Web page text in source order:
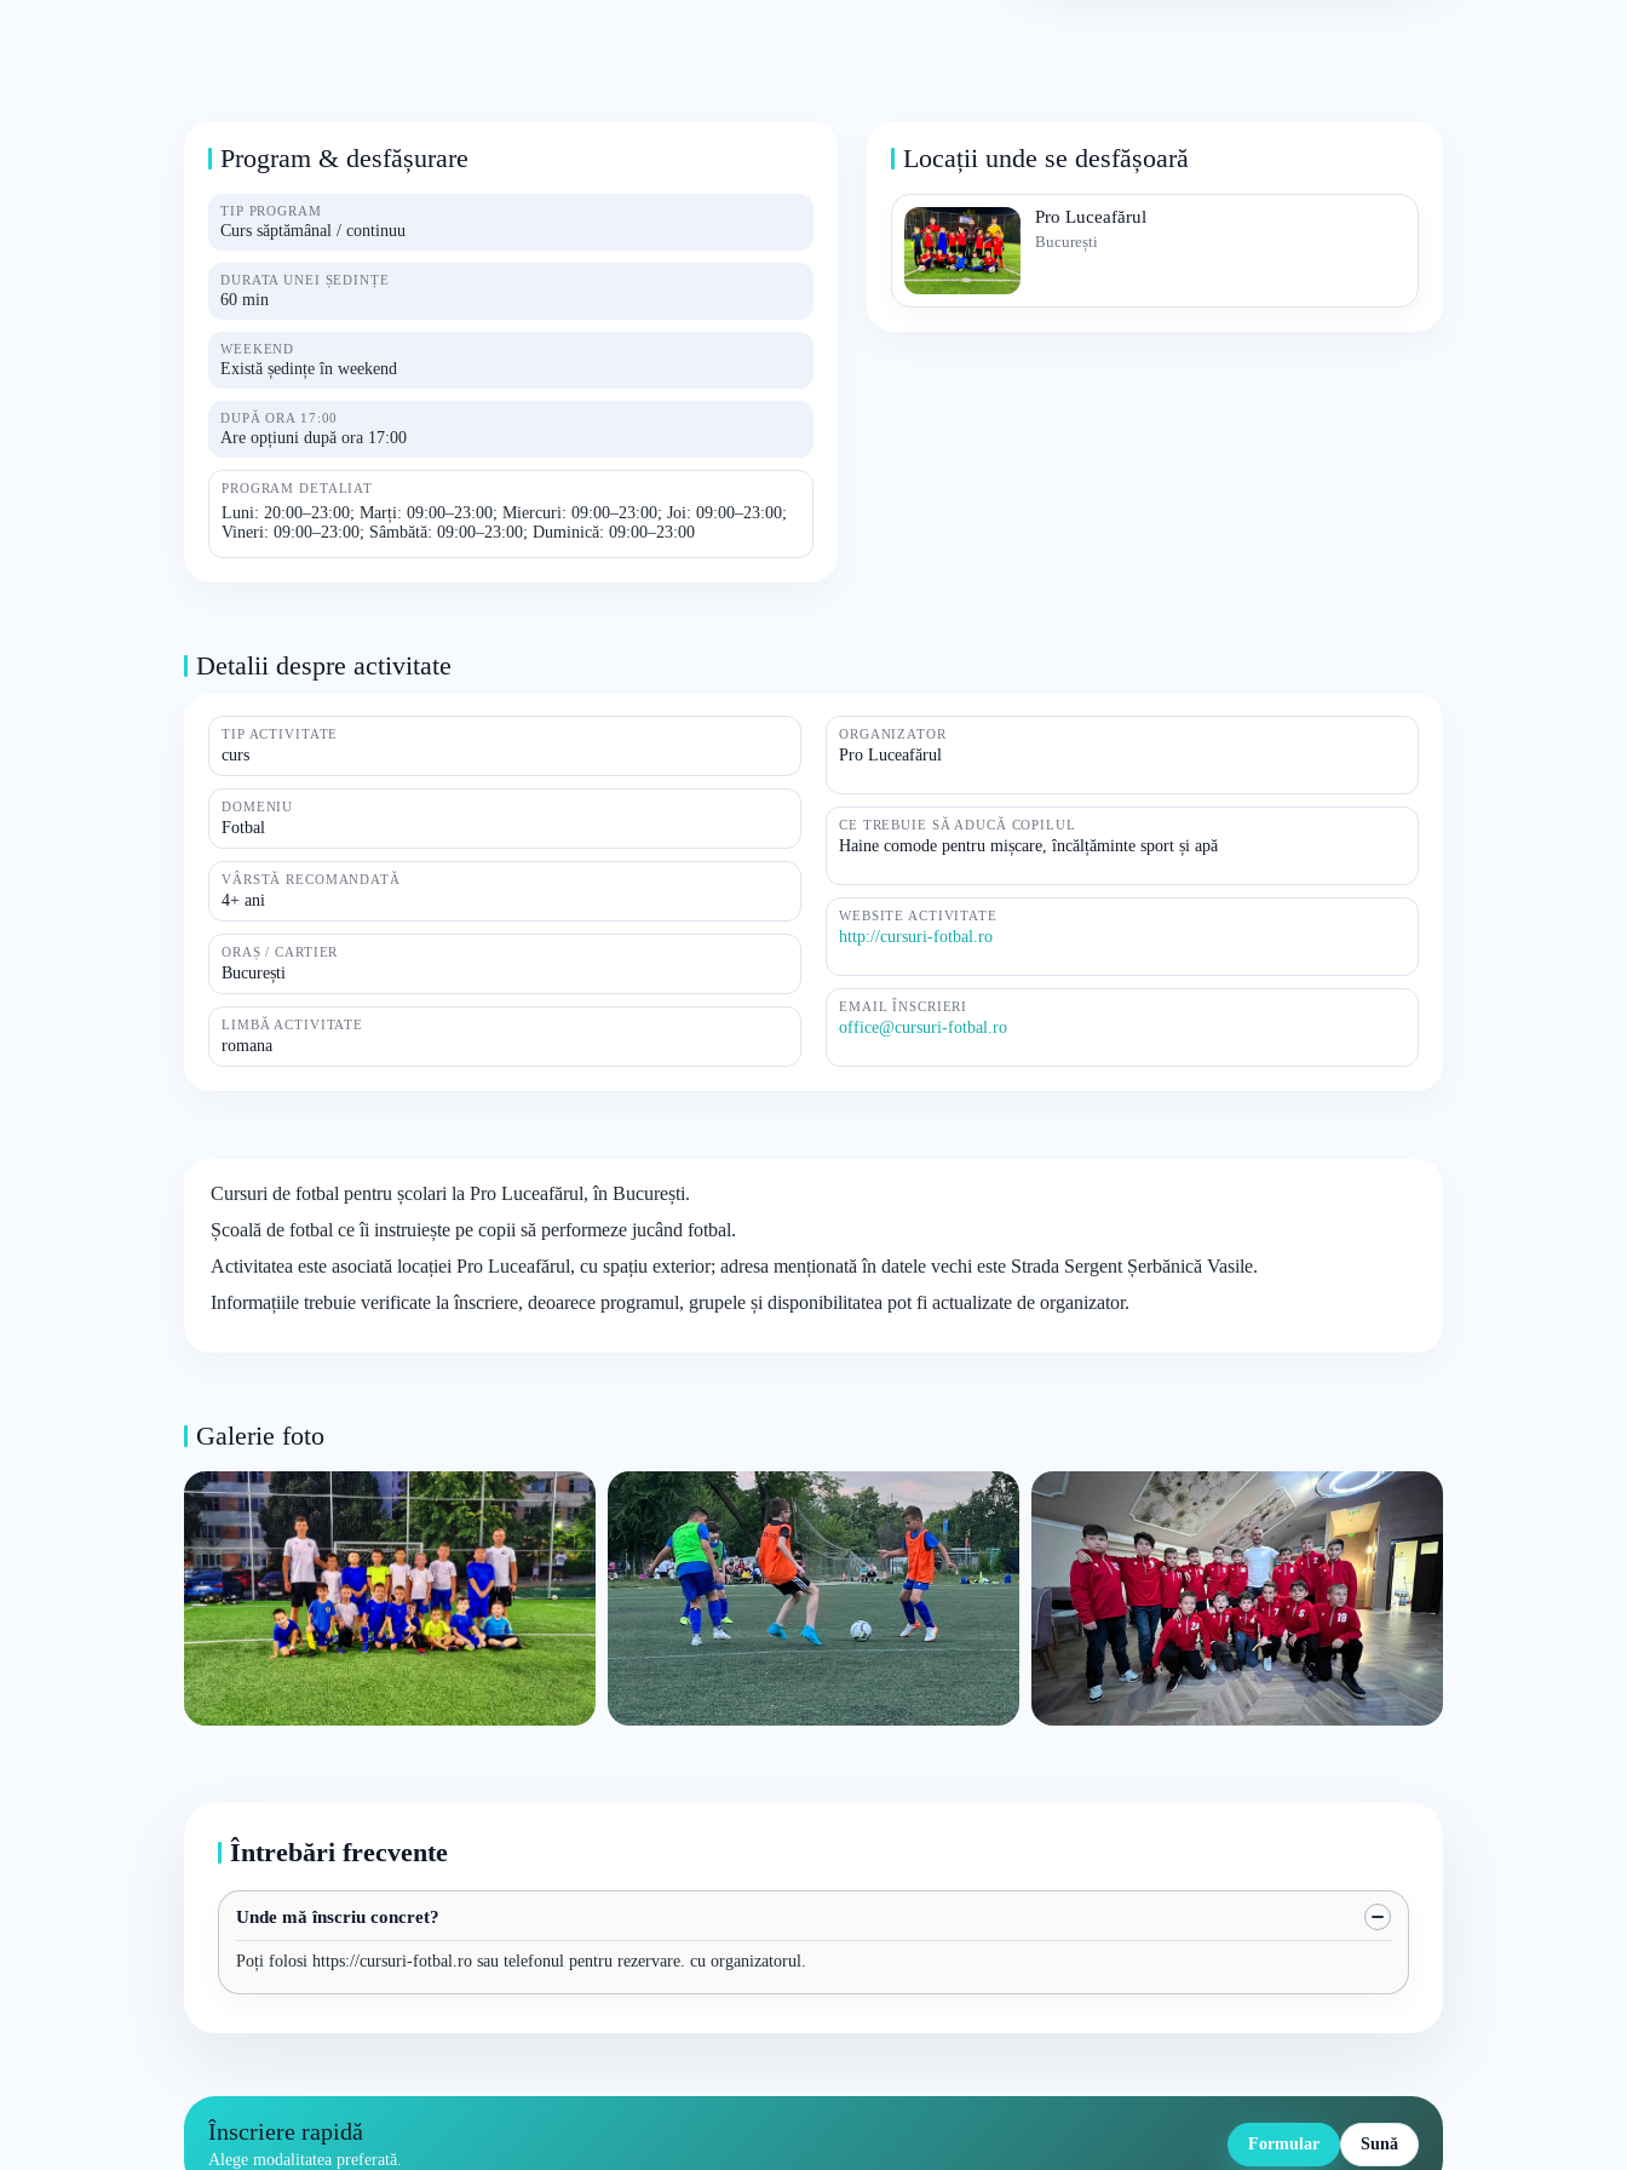
Program & desfășurare
TIP PROGRAM
Curs săptămânal / continuu
DURATA UNEI ȘEDINȚE
60 min
WEEKEND
Există ședințe în weekend
DUPĂ ORA 17:00
Are opțiuni după ora 17:00
PROGRAM DETALIAT
Luni: 20:00–23:00; Marți: 09:00–23:00; Miercuri: 09:00–23:00; Joi: 09:00–23:00;
Vineri: 09:00–23:00; Sâmbătă: 09:00–23:00; Duminică: 09:00–23:00
Locații unde se desfășoară
Pro Luceafărul
București
Detalii despre activitate
TIP ACTIVITATE
curs
DOMENIU
Fotbal
VÂRSTĂ RECOMANDATĂ
4+ ani
ORAȘ / CARTIER
București
LIMBĂ ACTIVITATE
romana
ORGANIZATOR
Pro Luceafărul
CE TREBUIE SĂ ADUCĂ COPILUL
Haine comode pentru mișcare, încălțăminte sport și apă
WEBSITE ACTIVITATE
http://cursuri-fotbal.ro
EMAIL ÎNSCRIERI
office@cursuri-fotbal.ro
Cursuri de fotbal pentru școlari la Pro Luceafărul, în București.
Școală de fotbal ce îi instruiește pe copii să performeze jucând fotbal.
Activitatea este asociată locației Pro Luceafărul, cu spațiu exterior; adresa menționată în datele vechi este Strada Sergent Șerbănică Vasile.
Informațiile trebuie verificate la înscriere, deoarece programul, grupele și disponibilitatea pot fi actualizate de organizator.
Galerie foto
Întrebări frecvente
Unde mă înscriu concret?
Poți folosi https://cursuri-fotbal.ro sau telefonul pentru rezervare. cu organizatorul.
Înscriere rapidă
Alege modalitatea preferată.
Formular Sună